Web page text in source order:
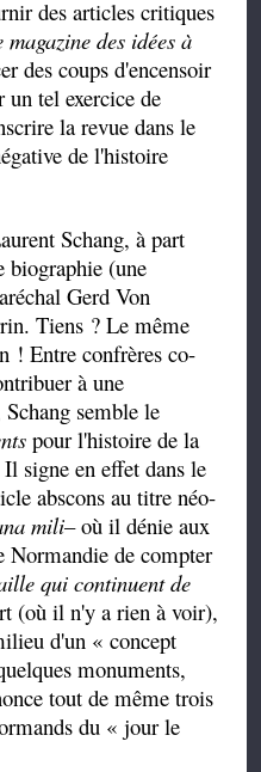
des articles critiques
magazine des idées à
des coups d'encensoir
tel exercice de
la revue dans le
de l'histoire
Schang, à part
biographie (une
Gerd Von
Tiens ? Le même
! Entre confrères co-
à une
semble le
pour l'histoire de la
signe en effet dans le
abscons au titre néo-
mili– où il dénie aux
Normandie de compter
qui continuent de
(où il n'y a rien à voir),
d'un « concept
monuments,
tout de même trois
du « jour le